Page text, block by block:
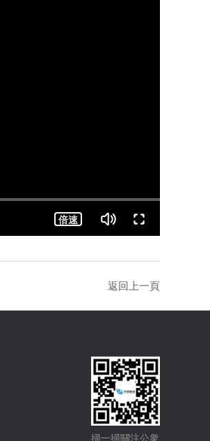
返回上一頁
掃一掃關注公衆